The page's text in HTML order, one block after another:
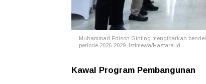
Muhammad Edison Ginting mengibarkan
periode 2026-2029. Istimewa/Hastara.id
Kawal Program Pembangunan